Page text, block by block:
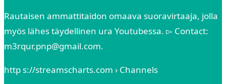
Rautaisen ammattitaidon omaava suoravirtaaja, jolla
myös lähes täydellinen ura Youtubessa. ▻ Contact:
m3rqur.pnp@gmail.com.
http s://streamscharts.com › Channels